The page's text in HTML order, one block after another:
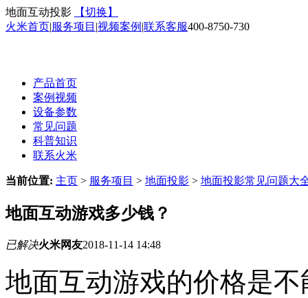
地面互动投影
【切换】
火米首页|服务项目 |视频案例 |联系客服400-8750-730
产品首页
案例视频
设备参数
常见问题
科普知识
联系火米
当前位置: 主页 > 服务项目 > 地面投影 > 地面投影常见问题大
地面互动游戏多少钱？
已解决火米网友2018-11-14 14:48
地面互动游戏的价格是